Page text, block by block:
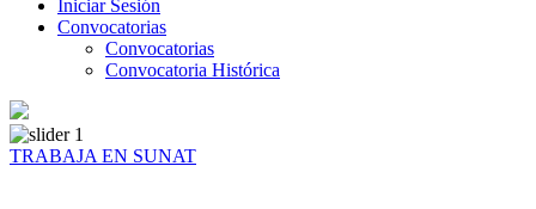
Iniciar Sesión
Convocatorias
Convocatorias
Convocatoria Histórica
TRABAJA EN SUNAT